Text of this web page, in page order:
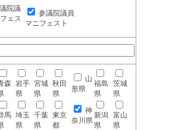
院議
ェス
参議院議員
マニフェスト
森 岩手
県
宮城
県
秋田
県
山
形県
福島
県
茨城
県
馬 埼玉
県
千葉
県
東京
都
神
奈川県
新潟
県
富山
県